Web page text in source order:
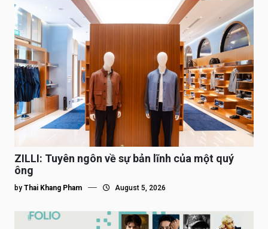
ZILLI: Tuyên ngôn về sự bản lĩnh của một quý
ông
by Thai Khang Pham August 5, 2026